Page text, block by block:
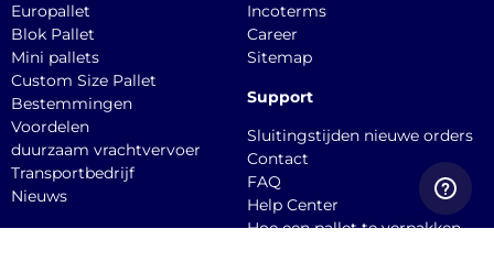
Europallet
Blok Pallet
Mini pallets
Custom Size Pallet
Bestemmingen
Voordelen
duurzaam vrachtvervoer
Transportbedrijf
Nieuws
Incoterms
Career
Sitemap
Support
Sluitingstijden nieuwe orders
Contact
FAQ
Help Center
Hoe een pallet te verpakken